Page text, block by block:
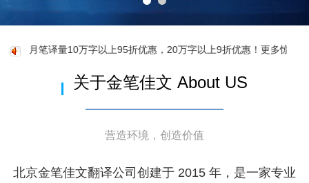
译量10万字以上95折优惠，20万字以上9折优惠！更多惊喜，详情咨
关于金笔佳文 About US
营造环境，创造价值
北京金笔佳文翻译公司创建于 2015 年，是一家专业